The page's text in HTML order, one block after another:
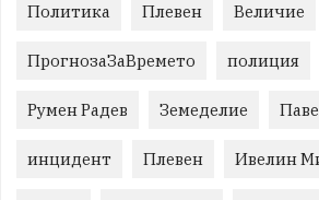
Политика Плевен Величие
ПрогнозаЗаВремето полиция
Румен Радев Земеделие
инцидент Плевен Ивелин